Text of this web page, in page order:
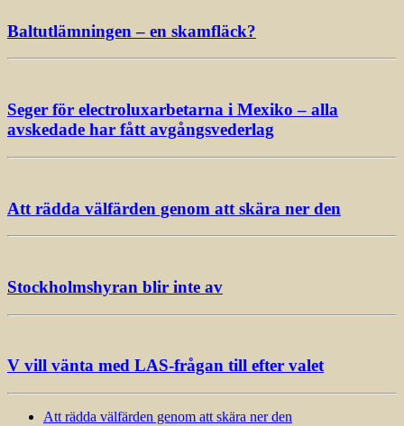
Baltutlämningen – en skamfläck?
Seger för electroluxarbetarna i Mexiko – alla
avskedade har fått avgångsvederlag
Att rädda välfärden genom att skära ner den
Stockholmshyran blir inte av
V vill vänta med LAS-frågan till efter valet
Att rädda välfärden genom att skära ner den